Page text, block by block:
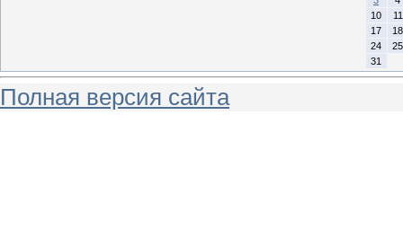
10
11
17
18
24
25
31
Полная версия сайта